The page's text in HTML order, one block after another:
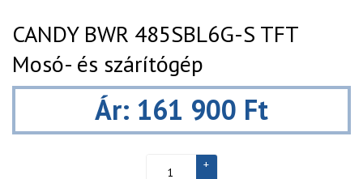
CANDY BWR 485SBL6G-S TFT
Mosó- és szárítógép
Ár: 161 900 Ft